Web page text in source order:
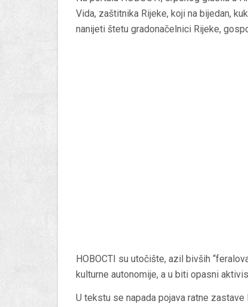
Vida, zaštitnika Rijeke, koji na bijedan,
nanijeti štetu gradonačelnici Rijeke,
HOBOCTI su utočište, azil bivših
kulturne autonomije, a u biti opasni
U tekstu se napada pojava ratne